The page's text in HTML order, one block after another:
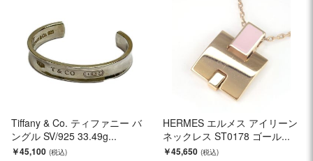
Tiffany & Co. ティファニー バ
ングル SV/925 33.49g...
￥45,100
HERMES エルメス アイリーン
ネックレス ST0178 ゴール...
￥45,650